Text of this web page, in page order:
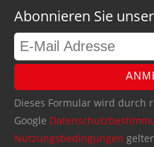
Abonnieren Sie
Dieses Formular wird durch
Google
Nutzungsbedingungen